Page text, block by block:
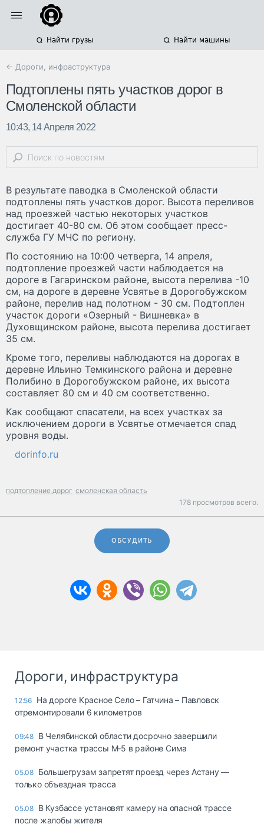
Найти грузы Найти машины
← Дороги, инфраструктура
Подтоплены пять участков дорог в
Смоленской области
10:43, 14 Апреля 2022
В результате паводка в Смоленской области
подтоплены пять участков дорог. Высота переливов
над проезжей частью некоторых участков
достигает 40-80 см. Об этом сообщает пресс-
служба ГУ МЧС по региону.
По состоянию на 10:00 четверга, 14 апреля,
подтопление проезжей части наблюдается на
дороге в Гагаринском районе, высота перелива -10
см, на дороге в деревне Усвятье в Дорогобужском
районе, перелив над полотном - 30 см. Подтоплен
участок дороги «Озерный - Вишневка» в
Духовщинском районе, высота перелива достигает
35 см.
Кроме того, переливы наблюдаются на дорогах в
деревне Ильино Темкинского района и деревне
Полибино в Дорогобужском районе, их высота
составляет 80 см и 40 см соответственно.
Как сообщают спасатели, на всех участках за
исключением дороги в Усвятье отмечается спад
уровня воды.
dorinfo.ru
подтопление дорог смоленская область
178 просмотров всего.
ОБСУДИТЬ
Дороги, инфраструктура
12:56 На дороге Красное Село – Гатчина – Павловск
отремонтировали 6 километров
09:48 В Челябинской области досрочно завершили
ремонт участка трассы М‑5 в районе Сима
05.08 Большегрузам запретят проезд через Астану —
только объездная трасса
05.08 В Кузбассе установят камеру на опасной трассе
после жалобы жителя